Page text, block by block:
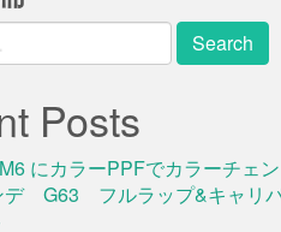
Posts
にカラーPPFでカラーチェ
デ G63 フルラップ&キャリ